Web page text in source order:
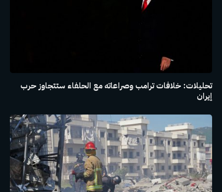
تحليلات: خلافات ترامب وصراعاته مع الحلفاء ستتجاوز حرب
إيران